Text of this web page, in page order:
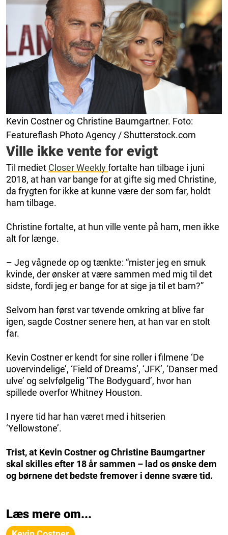
Kevin Costner og Christine Baumgartner. Foto:
Featureflash Photo Agency / Shutterstock.com
Ville ikke vente for evigt
Til mediet Closer Weeklyfortalte han tilbage i juni
2018, at han var bange for at gifte sig med Christine,
da frygten for ikke at kunne være der som far, holdt
ham tilbage.
Christine fortalte, at hun ville vente på ham, men ikke
alt for længe.
– Jeg vågnede op og tænkte: “mister jeg en smuk
kvinde, der ønsker at være sammen med mig til det
sidste, fordi jeg er bange for at sige ja til et barn?”
Selvom han først var tøvende omkring at blive far
igen, sagde Costner senere hen, at han var en stolt
far.
Kevin Costner er kendt for sine roller i filmene ‘De
uovervindelige’, ‘Field of Dreams’, ‘JFK’, ‘Danser med
ulve’ og selvfølgelig ‘The Bodyguard’, hvor han
spillede overfor Whitney Houston.
I nyere tid har han været med i hitserien
‘Yellowstone’.
Trist, at Kevin Costner og Christine Baumgartner
skal skilles efter 18 år sammen – lad os ønske dem
og børnene det bedste fremover i denne svære tid.
Læs mere om...